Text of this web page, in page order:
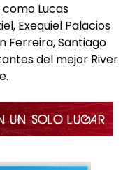
Lucas
Exequiel Palacios
Ferreira, Santiago
del mejor River